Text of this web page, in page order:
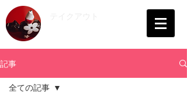
記事
全ての記事